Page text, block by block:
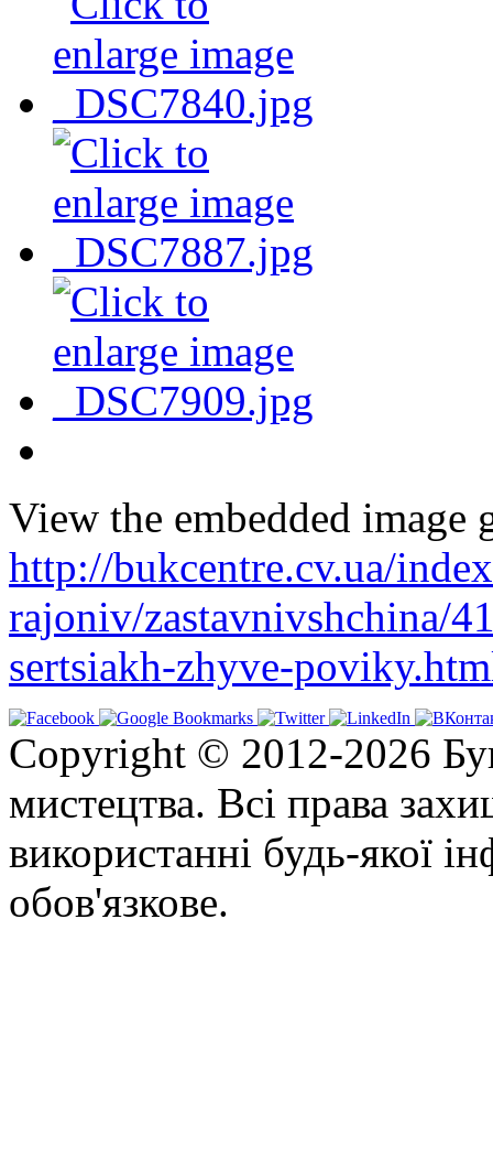
View the embedded image
http://bukcentre.cv.ua/
rajoniv/zastavnivshchina/
sertsiakh-zhyve-
Copyright © 2012-2026
мистецтва. Всі права
використанні будь-якої
обов'язкове.